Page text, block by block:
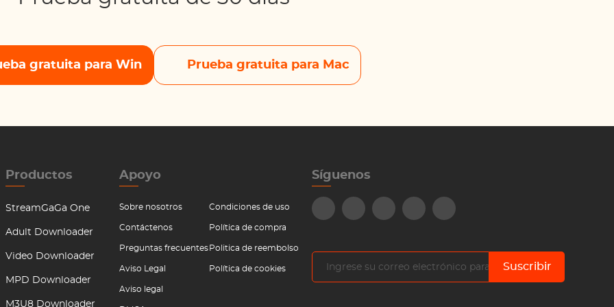
gratuita para Win Prueba gratuita para Mac
Productos
StreamGaGa One
Adult Downloader
Video Downloader
MPD Downloader
M3U8 Downloader
Apoyo
Sobre nosotros
Contáctenos
Preguntas frecuentes
Aviso Legal
Aviso legal
Condiciones de uso
Política de compra
Politica de reembolso
Política de cookies
Síguenos
Suscribir